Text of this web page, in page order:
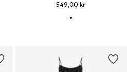
549,00 kr